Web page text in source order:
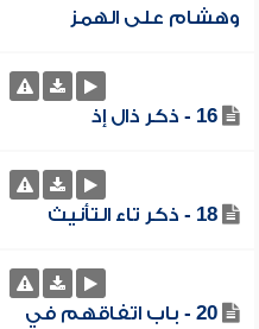
وهشام على الهمز
16 - ذكر ذال إذ
18 - ذكر تاء التأنيث
20 - باب اتفاقهم في